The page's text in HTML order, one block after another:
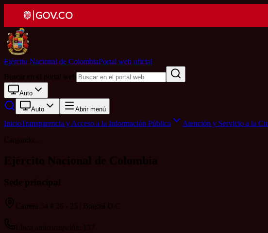
Ejército Nacional de ColombiaPortal web oficial
Buscar en el portal web
Auto
Auto Abrir menú
InicioTransparencia y Acceso a la Información Pública Atención y Servicio a la
Cargando...
Ejército Nacional de Colombia
Sede principal
Carrera 54 # 26 - 25 | Bogotá D.C
Línea anticorrupción: 157